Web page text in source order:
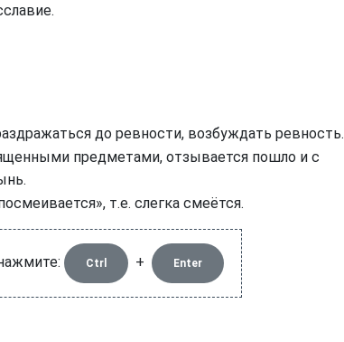
до ревности, возбуждать ревность.
предметами, отзывается пошло и с
т.е. слегка смеётся.
Ctrl + Enter